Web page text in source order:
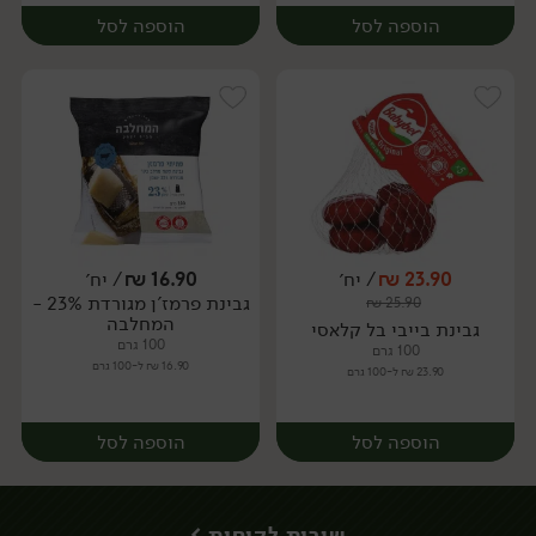
הוספה לסל
יח׳
הוספה לסל
יח׳
23.90
₪/ יח׳
25.90
₪
גבינת בייבי בל קלאסי
100 גרם
23.90 ₪ ל-100 גרם
הוספה לסל
16.90
₪/ יח׳
גבינת פרמז'ן מגורדת 23% -
המחלבה
100 גרם
16.90 ₪ ל-100 גרם
הוספה לסל